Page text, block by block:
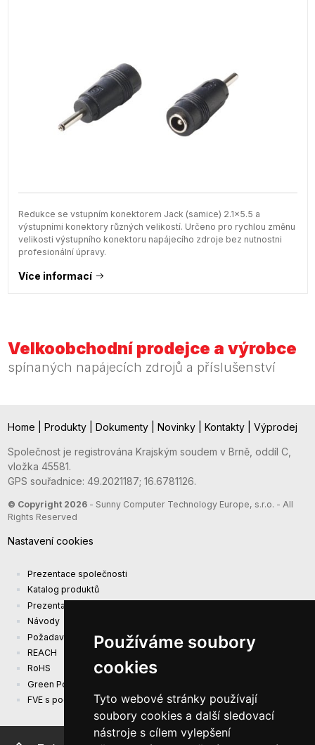
Používáme soubory
cookies
Tyto webové stránky používají
soubory cookies a další sledovací
nástroje s cílem vylepšení
Redukce se vstupním konektorem Jack (samice) 2.1x5.5 a
výstupními konektory různých velikostí. Určeno pro rychlou změnu
velikosti výstupního konektoru napájecího zdroje bez nutnostni
profesionální úpravy.
Více informací
Velkoobchodní prodejce a výrobce
spínaných napájecích zdrojů a příslušenství
Home Produkty Dokumenty Novinky Kontakty Výprodej
Společnost je registrována Krajským soudem v Brně, oddíl C,
vložka 45581.
GPS souřadnice: 49.2021187; 16.6781126.
© Copyright 2026- Sunny Computer Technology Europe, s.r.o. - All
Rights Reserved
Nastavení cookies
Prezentace společnosti
Katalog produktů
Prezentacni katalog
Návody
Požadavky na ekodesign (EU) 2019/1782
REACH
RoHS
Green Power
FVE s podporou EU